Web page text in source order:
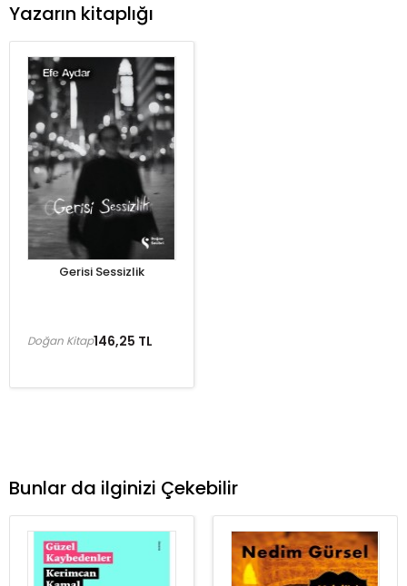
Yazarın kitaplığı
Gerisi Sessizlik
146,25 TL
Doğan Kitap
Bunlar da ilginizi Çekebilir